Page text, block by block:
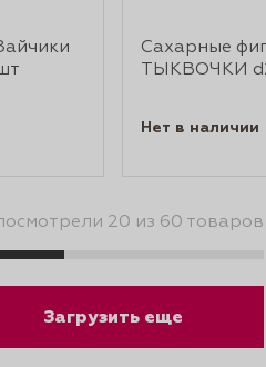
Сахарные
ТЫКВОЧКИ
Нет в наличии
20 из 60 товаров
Загрузить еще